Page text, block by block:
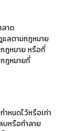
าด
แลตามกฎหมาย
ฎหมาย หรือที่
ฎหมายที่
หนดไว้หรือเท่า
บหรือทำลาย